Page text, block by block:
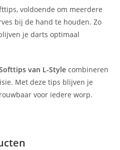
voldoende om meerdere
bij de hand te houden. Zo
je darts optimaal
van L-Style combineren
Met deze tips blijven je
voor iedere worp.